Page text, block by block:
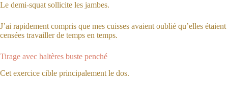
Le demi-squat sollicite les jambes.
J’ai rapidement compris que mes cuisses avaient oublié qu’elles étaient
censées travailler de temps en temps.
Tirage avec haltères buste penché
Cet exercice cible principalement le dos.